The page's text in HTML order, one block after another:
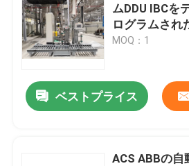
ムDDU IBCを
ログラムされ
MOQ：1
ベストプライス
ACS ABBの自